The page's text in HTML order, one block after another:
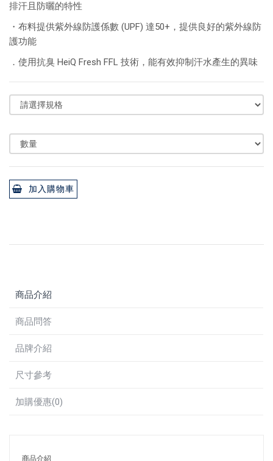
排汗且防曬的特性
・布料提供紫外線防護係數 (UPF) 達50+，提供良好的紫外線防
護功能
．使用抗臭 HeiQ Fresh FFL 技術，能有效抑制汗水產生的異味
加入購物車
商品介紹
商品問答
品牌介紹
尺寸參考
加購優惠(0)
商品介紹